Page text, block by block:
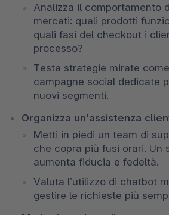
Analizza il comportamento
mercati: quali prodotti
quali fasi del checkout i
processo?
Testa strategie mirate
campagne social dedicate
nuovi segmenti.
Organizza un’assistenza
Metti in piedi un team di
che copra più fusi orari. Un
aumenta fiducia e fedeltà.
Valuta l’utilizzo di chatbot
gestire le richieste più